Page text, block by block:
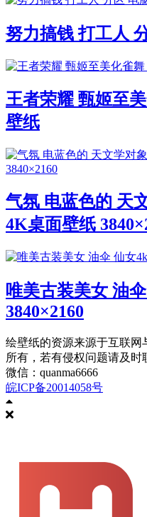
努力搞钱 打工人
王者荣耀 甄姬至
壁纸
气氛 电蓝色的 天
4K桌面壁纸
唯美古装美女 油
3840×2160
绘壁纸的资源来源于互联
所有，若有侵权问题请及
微信：quanma6666
皖ICP备20014058号